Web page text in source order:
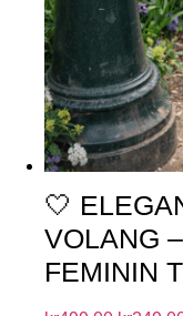
🤍
VOLANG
FEMININ